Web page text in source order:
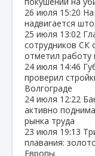
26 июля 15:20
надвигается
25 июля 13:02
сотрудников СК
отметил работу
24 июля 14:46
проверил
Волгограде
24 июля 12:22
активно
рынка труда
23 июля 19:13
плавания:
Европы